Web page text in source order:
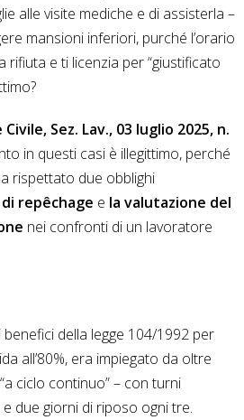
alle visite mediche e di assisterla –
mansioni inferiori, purché l’orario
rifiuta e ti licenzia per “giustificato
Civile, Sez. Lav., 03 luglio 2025, n.
in questi casi è illegittimo, perché
rispettato due obblighi
di repêchage e la valutazione del
nei confronti di un lavoratore
della legge 104/1992 per
all’80%, era impiegato da oltre
ciclo continuo” – con turni
due giorni di riposo ogni tre.